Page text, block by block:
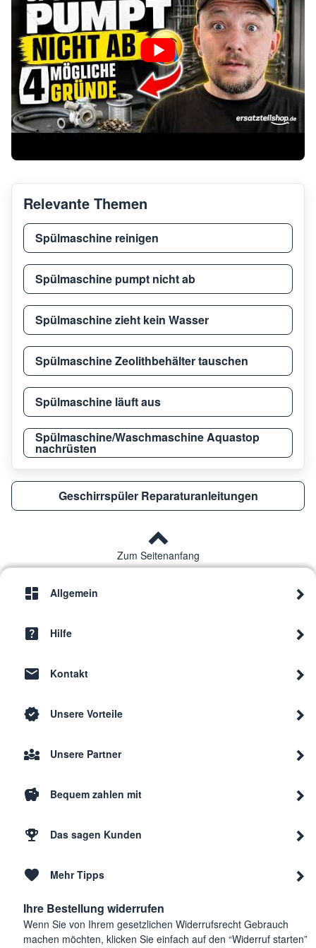
Relevante Themen
Spülmaschine reinigen
Spülmaschine pumpt nicht ab
Spülmaschine zieht kein Wasser
Spülmaschine Zeolithbehälter tauschen
Spülmaschine läuft aus
Spülmaschine/Waschmaschine Aquastop
nachrüsten
Geschirrspüler Reparaturanleitungen
Zum Seitenanfang
Allgemein
Hilfe
Kontakt
Unsere Vorteile
Unsere Partner
Bequem zahlen mit
Das sagen Kunden
Mehr Tipps
Ihre Bestellung widerrufen
Wenn Sie von Ihrem gesetzlichen Widerrufsrecht Gebrauch
machen möchten, klicken Sie einfach auf den “Widerruf starten”